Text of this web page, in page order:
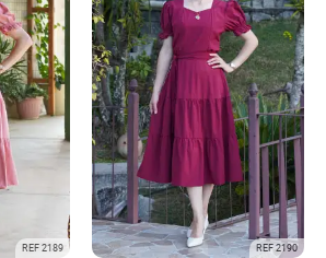
REF 2189 REF 2190